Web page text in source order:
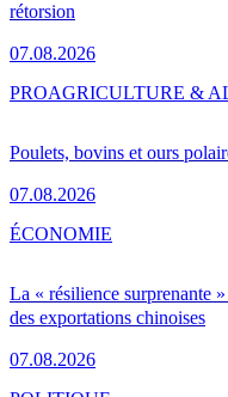
rétorsion
07.08.2026
Poulets, bovins et ours
07.08.2026
PROAGRICULTURE &
La « résilience surprenante
des exportations chinoises
07.08.2026
ÉCONOMIE